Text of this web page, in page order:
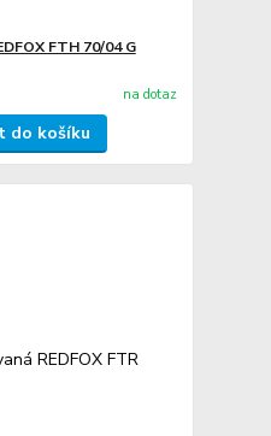
FTH 70/04 G
na dotaz
do košíku